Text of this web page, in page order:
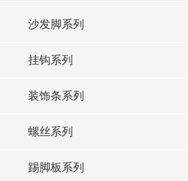
沙发脚系列
挂钩系列
装饰条系列
螺丝系列
踢脚板系列